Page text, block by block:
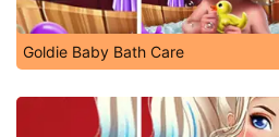
Goldie Baby Bath Care